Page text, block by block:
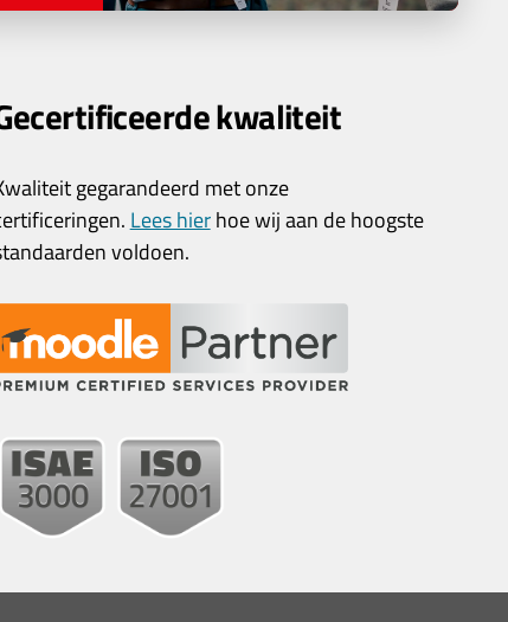
kwaliteit
gegarandeerd met onze
Lees hierhoe wij aan de hoogste
voldoen.